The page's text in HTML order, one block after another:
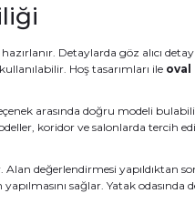
hazırlanır. Detaylarda göz alıcı
Hoş tasarımları ile oval
arasında doğru modeli
koridor ve salonlarda
değerlendirmesi yapıldıktan
sağlar. Yatak